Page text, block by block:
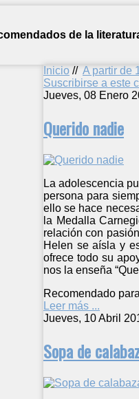
de la
Inicio // A partir de
Suscribirse a este
Jueves, 08 Enero
Querido nadie
La adolescencia
persona para
ello se hace
la Medalla
relación con
Helen se aísla y
ofrece todo su
nos la enseña
Recomendado para
Leer más ...
Jueves, 10 Abril
Sopa de